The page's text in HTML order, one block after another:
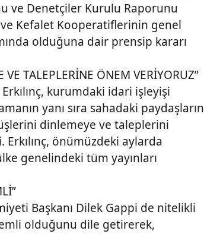
ve Denetçiler Kurulu Raporunu
Kefalet Kooperatiflerinin genel
olduğuna dair prensip kararı
TALEPLERİNE ÖNEM VERİYORUZ”
kurumdaki idari işleyişi
yanı sıra sahadaki paydaşların
dinlemeye ve taleplerini
önümüzdeki aylarda
genelindeki tüm yayınları
Başkanı Dilek Gappi de nitelikli
olduğunu dile getirerek,